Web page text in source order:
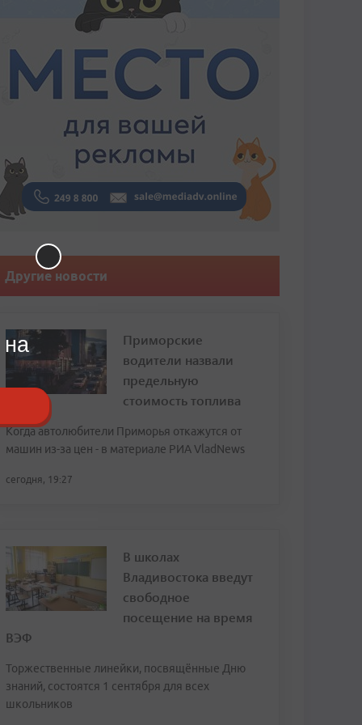
Другие новости
Приморские
водители назвали
предельную
стоимость топлива
Когда автолюбители Приморья откажутся от
машин из-за цен - в материале РИА VladNews
сегодня, 19:27
В школах
Владивостока введут
свободное
посещение на время
ВЭФ
Торжественные линейки, посвящённые Дню
знаний, состоятся 1 сентября для всех
школьников